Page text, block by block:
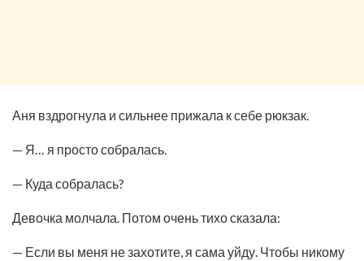
Аня вздрогнула и сильнее прижала к себе рюкзак.
— Я… я просто собралась.
— Куда собралась?
Девочка молчала. Потом очень тихо сказала:
— Если вы меня не захотите, я сама уйду. Чтобы никому